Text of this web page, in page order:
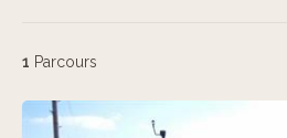
1 Parcours